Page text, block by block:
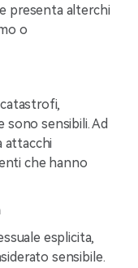
presenta alterchi
o
sensibili. Ad
attacchi
che hanno
esplicita,
sensibile.